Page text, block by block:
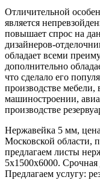
Отличительной
является
повышает спрос на
дизайнеров-
обладает всеми
дополнительно
что сделало его
производстве мебели,
машиностроении,
производстве
Нержавейка 5 мм, цена
Московской области,
предлагаем листы
5х1500х6000.
Предлагаем услугу: